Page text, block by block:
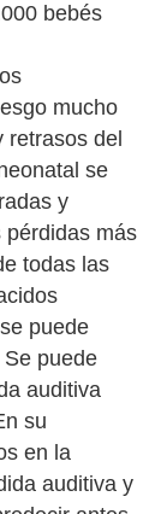
bebés
mucho
del
se
y
pérdidas más
todas las
puede
puede
auditiva
su
en la
auditiva y